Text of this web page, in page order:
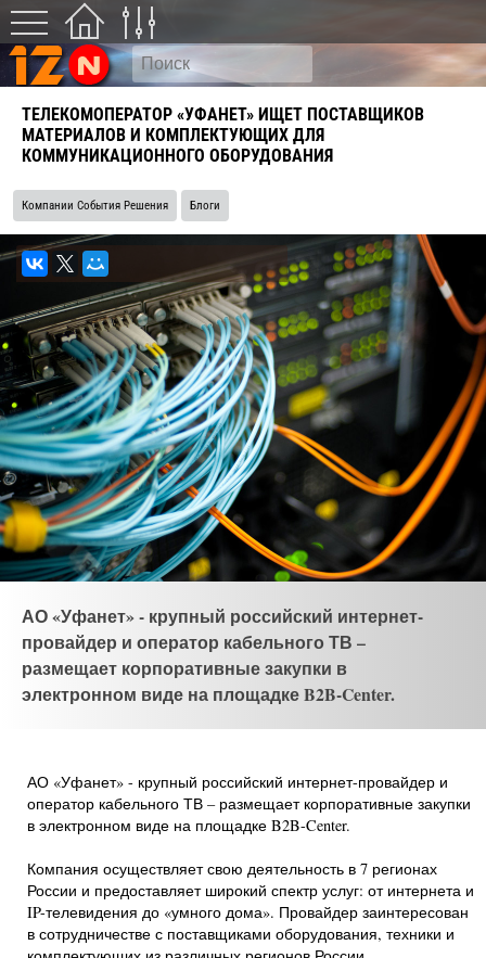
ТЕЛЕКОМОПЕРАТОР «УФАНЕТ» ИЩЕТ ПОСТАВЩИКОВ
МАТЕРИАЛОВ И КОМПЛЕКТУЮЩИХ ДЛЯ
КОММУНИКАЦИОННОГО ОБОРУДОВАНИЯ
Компании События Решения Блоги
АО «Уфанет» - крупный российский интернет-
провайдер и оператор кабельного ТВ –
размещает корпоративные закупки в
электронном виде на площадке B2B-Center.
АО «Уфанет» - крупный российский интернет-провайдер и
оператор кабельного ТВ – размещает корпоративные закупки
в электронном виде на площадке B2B-Center.
Компания осуществляет свою деятельность в 7 регионах
России и предоставляет широкий спектр услуг: от интернета и
IP-телевидения до «умного дома». Провайдер заинтересован
в сотрудничестве с поставщиками оборудования, техники и